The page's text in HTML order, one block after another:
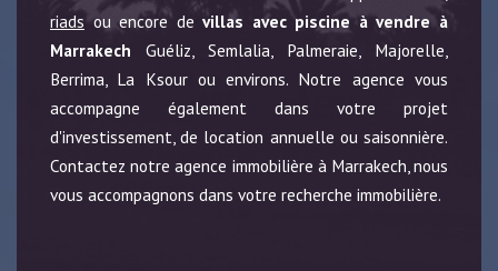
riads ou encore devillas avec piscine à vendre à
Marrakech Guéliz, Semlalia, Palmeraie, Majorelle,
Berrima, La Ksour ou environs. Notre agence vous
accompagne également dans votre projet
d'investissement, de location annuelle ou saisonnière.
Contactez notre agence immobilière à Marrakech, nous
vous accompagnons dans votre recherche immobilière.